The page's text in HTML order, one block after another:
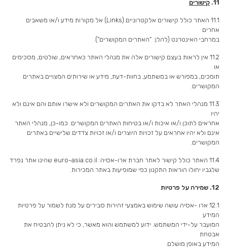
11. קישורים
11.1 האתר כולל קישורים אלקטרוניים (Links) אל מקורות מידע ו/או משאבים
אחרים
במרחבי האינטרנט (להלן: “האתרים המקושרים”).
11.2 אין לראות בעצם קישורים אלה את מנהלי האתר כאחראים, שולטים, מסכימים
או
תומכים, במפורש או במשתמע, בחוות-דעת, מידע או שירותים המצויים באתרים
המקושרים.
11.3 מנהלי האתר לא בדקו את האתרים המקושרים ולא אישרו אותם והם אינם ולא
יהיו
אחראים לתוכן ו/או איכות ו/או בטיחות האתרים המקושרים. כמו-כן, מנהלי האתר
אינם ולא יהיו אחראים על זכויות היוצרים ו/או זכויות צדדים שלישיים באתרים
המקושרים.
11.4 האתר כולל קישור לאתר חברת ארו-אסיה: euro-asia.co.il שהינו אתר נפרד
שלגביו יחולו הוראות התקנון כפי שמופיעות באתר המכירות.
12. שמירה על פרטיות
12.1 ארו -אסיה עושה שימוש באמצעי זהירות סבירים על מנת לשמור על פרטיות
המידע
המועבר על-ידי המשתמש. ידוע למשתמש והוא מאשר, כי לא ניתן להבטיח את
אבטחת
המידע באופן מושלם.